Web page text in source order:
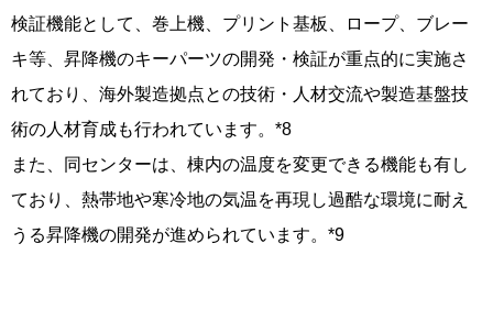
検証機能として、巻上機、プリント基板、ロープ、ブレー
キ等、昇降機のキーパーツの開発・検証が重点的に実施さ
れており、海外製造拠点との技術・人材交流や製造基盤技
術の人材育成も行われています。*8
また、同センターは、棟内の温度を変更できる機能も有し
ており、熱帯地や寒冷地の気温を再現し過酷な環境に耐え
うる昇降機の開発が進められています。*9